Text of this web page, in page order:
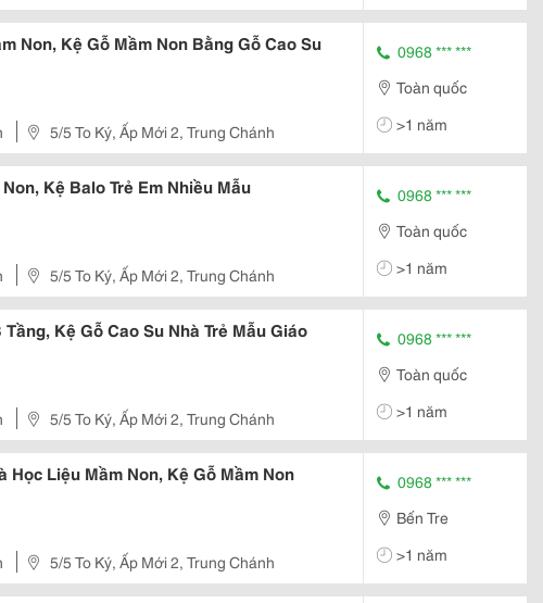
Non, Kệ Gỗ Mầm Non Bằng Gỗ Cao Su
5/5 To Ký, Ấp Mới 2, Trung Chánh
0968 *** ***
Toàn quốc
>1 năm
Kệ Balo Trẻ Em Nhiều Mẫu
5/5 To Ký, Ấp Mới 2, Trung Chánh
0968 *** ***
Toàn quốc
>1 năm
Kệ Gỗ Cao Su Nhà Trẻ Mẫu Giáo
5/5 To Ký, Ấp Mới 2, Trung Chánh
0968 *** ***
Toàn quốc
>1 năm
Học Liệu Mầm Non, Kệ Gỗ Mầm Non
5/5 To Ký, Ấp Mới 2, Trung Chánh
0968 *** ***
Bến Tre
>1 năm